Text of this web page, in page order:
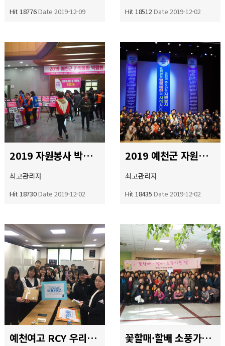
Hit 18776Date 2019-12-09 Hit 18512Date 2019-12-02
2019 자원봉사 박람회
최고관리자
Hit 18730Date 2019-12-02
2019 예천군 자원봉사의날 기념식
최고관리자
Hit 18435Date 2019-12-02
예천여고 RCY 우리동네 히어로 프로젝트 꽃할매·할배 소풍가는 날